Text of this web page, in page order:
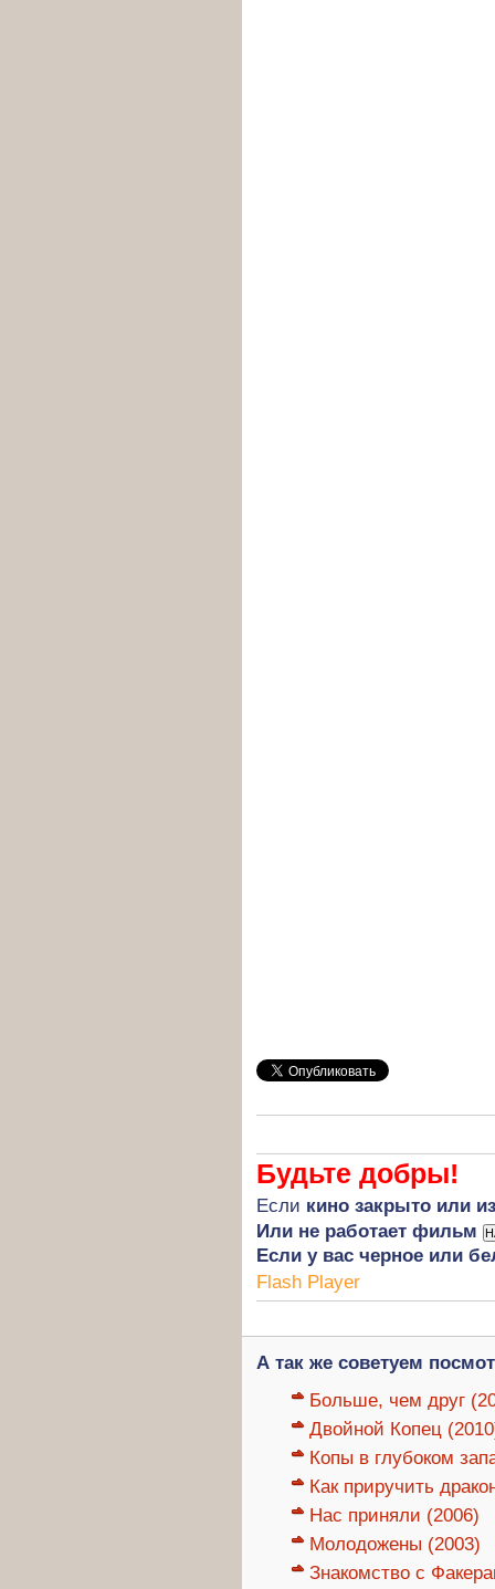
Будьте добры!
Если кино закрыто или
Или не работает фильм
Если у вас черное или
Flash Player
А так же советуем
Больше, чем друг
Двойной Копец
Копы в глубоком
Как приручить
Нас приняли (2006)
Молодожены (2003)
Знакомство с